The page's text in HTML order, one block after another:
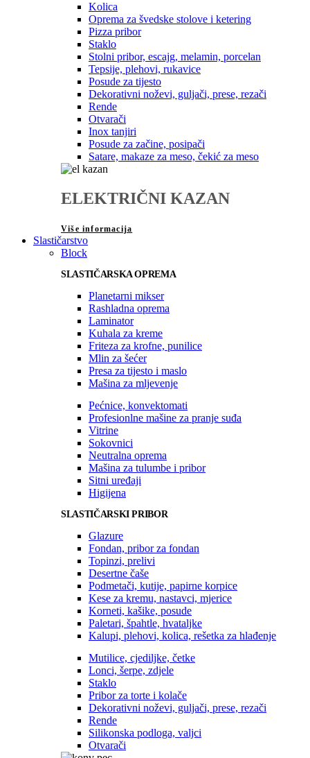
Kolica
Oprema za švedske stolove i ketering
Pizza pribor
Staklo
Stolni pribor, escajg, melamin, porcelan
Tepsije, plehovi, rukavice
Posude za tijesto
Dekorativni noževi, guljači, prese, rezači
Rende
Otvarači
Inox tanjiri
Posude za začine, posipači
Satare, makaze za meso, čekić za meso
ELEKTRIČNI KAZAN
Više informacija
Slastičarstvo
Block
SLASTIČARSKA OPREMA
Planetarni mikser
Rashladna oprema
Laminator
Kuhala za kreme
Friteza za krofne, punilice
Mlin za šećer
Presa za tijesto i maslo
Mašina za mljevenje
Pećnice, konvektomati
Profesionlne mašine za pranje suđa
Vitrine
Sokovnici
Neutralna oprema
Mašina za tulumbe i pribor
Sitni uređaji
Higijena
SLASTIČARSKI PRIBOR
Glazure
Fondan, pribor za fondan
Topinzi, prelivi
Desertne čaše
Podmetači, kutije, papirne korpice
Kese za kremu, nastavci, mjerice
Korneti, kašike, posude
Paletari, špahtle, hvataljke
Kalupi, plehovi, kolica, rešetka za hlađenje
Mutilice, cjediljke, četke
Lonci, šerpe, zdjele
Staklo
Pribor za torte i kolače
Dekorativni noževi, guljači, prese, rezači
Rende
Silikonska podloga, valjci
Otvarači